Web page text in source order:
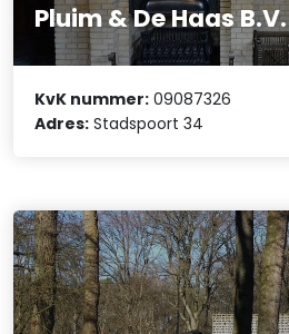
Pluim & De Haas B.V.
KvK nummer: 09087326
Adres: Stadspoort 34